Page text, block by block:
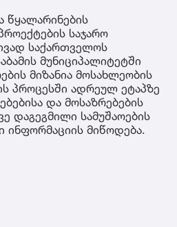
წყალარინების
საჯარო
საქართველოს
მუნიციპალიტეტში
მიზანია მოსახლეობის
პროცესში ადრეულ ეტაპზე
და მოსაზრებების
დაგეგმილი სამუშაოების
მიწოდება.